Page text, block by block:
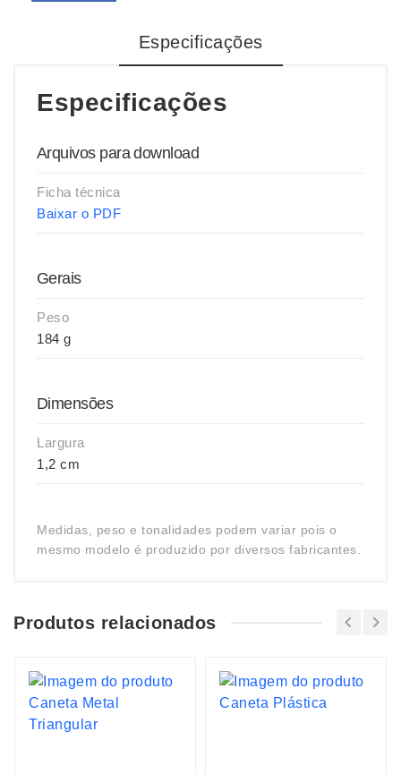
Especificações
Especificações
Arquivos para download
Ficha técnica
Baixar o PDF
Gerais
Peso
184 g
Dimensões
Largura
1,2 cm
Medidas, peso e tonalidades podem variar pois o
mesmo modelo é produzido por diversos fabricantes.
Produtos relacionados